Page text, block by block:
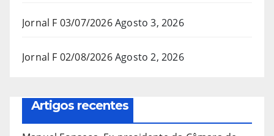
Jornal F 03/07/2026Agosto 3, 2026
Jornal F 02/08/2026Agosto 2, 2026
Artigos recentes